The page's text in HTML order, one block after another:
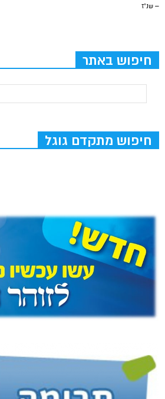
– שנ”ז
חיפוש באתר
חיפוש מתקדם גוגל